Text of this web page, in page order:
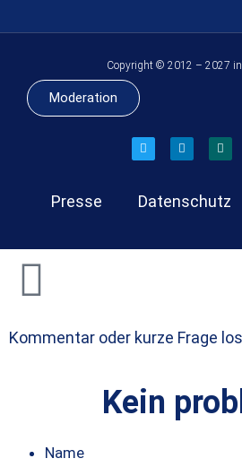
Copyright © 2012 – 2027
Moderation
Presse Datenschutz
Kommentar oder kurze Frage
Kein
Name